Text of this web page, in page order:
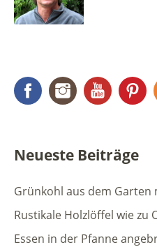
FacebookInstagram
Neueste Beiträge
Grünkohl aus dem Garten
Rustikale Holzlöffel wie zu
Essen in der Pfanne